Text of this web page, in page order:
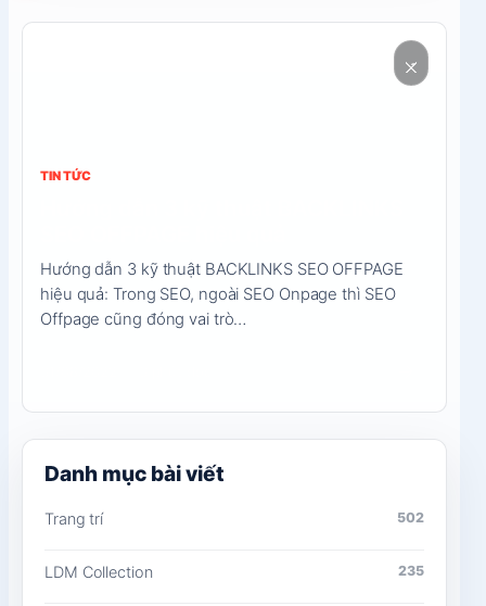
Danh mục bài viết
Trang trí 502
LDM Collection 235
Đọc
TIN TỨC
Hướng dẫn 3 kỹ thuật BACKLINKS SEO OFFPAGE
hiệu quả: Trong SEO, ngoài SEO Onpage thì SEO
Offpage cũng đóng vai trò…